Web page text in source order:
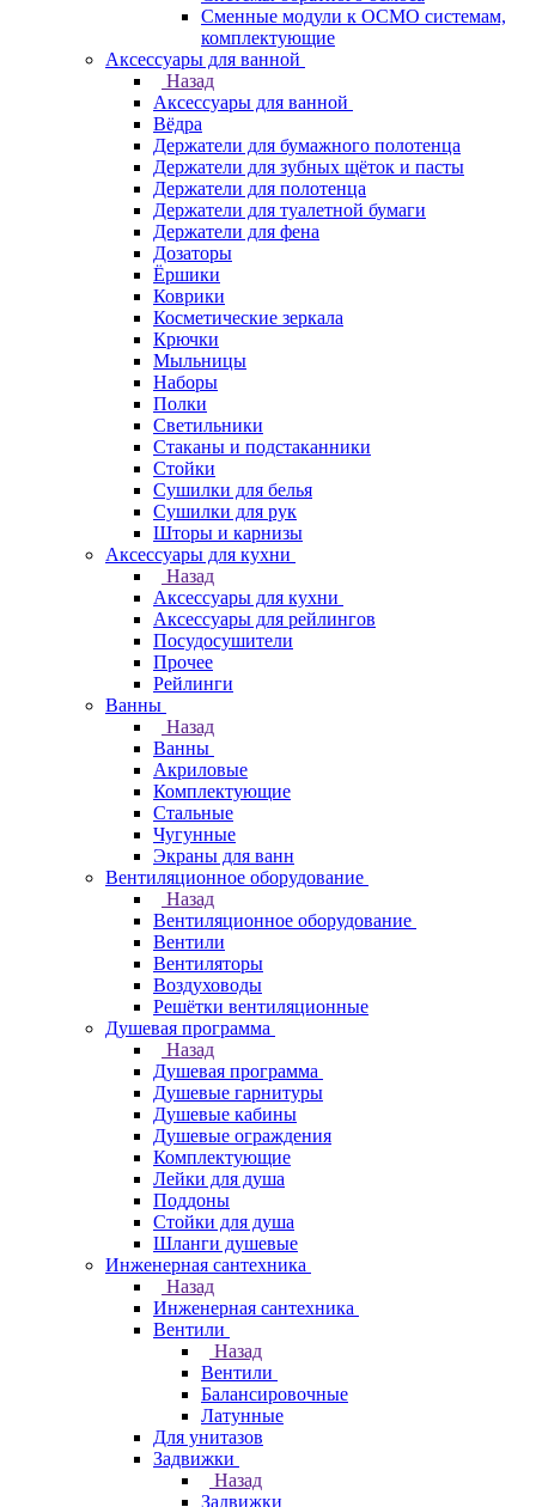
Сменные модули к ОСМО системам,
комплектующие
Аксессуары для ванной
Назад
Аксессуары для ванной
Вёдра
Держатели для бумажного полотенца
Держатели для зубных щёток и пасты
Держатели для полотенца
Держатели для туалетной бумаги
Держатели для фена
Дозаторы
Ёршики
Коврики
Косметические зеркала
Крючки
Мыльницы
Наборы
Полки
Светильники
Стаканы и подстаканники
Стойки
Сушилки для белья
Сушилки для рук
Шторы и карнизы
Аксессуары для кухни
Назад
Аксессуары для кухни
Аксессуары для рейлингов
Посудосушители
Прочее
Рейлинги
Ванны
Назад
Ванны
Акриловые
Комплектующие
Стальные
Чугунные
Экраны для ванн
Вентиляционное оборудование
Назад
Вентиляционное оборудование
Вентили
Вентиляторы
Воздуховоды
Решётки вентиляционные
Душевая программа
Назад
Душевая программа
Душевые гарнитуры
Душевые кабины
Душевые ограждения
Комплектующие
Лейки для душа
Поддоны
Стойки для душа
Шланги душевые
Инженерная сантехника
Назад
Инженерная сантехника
Вентили
Назад
Вентили
Балансировочные
Латунные
Для унитазов
Задвижки
Назад
Задвижки